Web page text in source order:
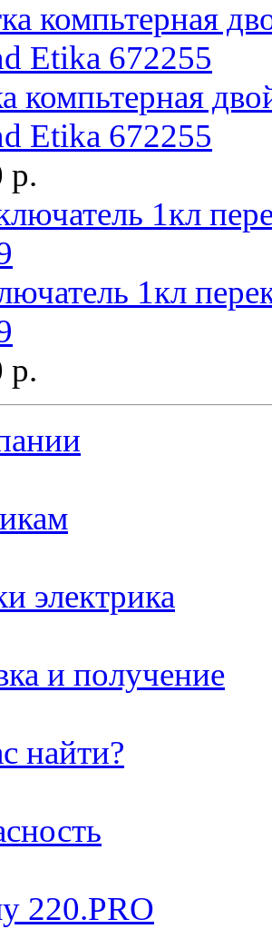
компьтерная
Etika 672255
р.
1кл
р.
электрика
и получение
найти?
220.PRO